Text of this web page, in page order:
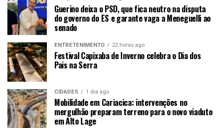
Guerino deixa o PSD, que fica neutro na disputa
do governo do ES e garante vaga a Meneguelli ao
senado
ENTRETENIMENTO 22 horas ago
Festival Capixaba de Inverno celebra o Dia dos
Pais na Serra
CIDADES 1 dia ago
Mobilidade em Cariacica: intervenções no
mergulhão preparam terreno para o novo viaduto
em Alto Lage